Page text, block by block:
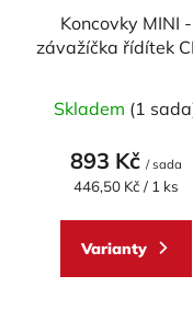
Koncovky MINI -
závažíčka řídítek
Skladem (1
893 Kč / sada
Měrná
446,50 Kč / 1 ks
Varianty